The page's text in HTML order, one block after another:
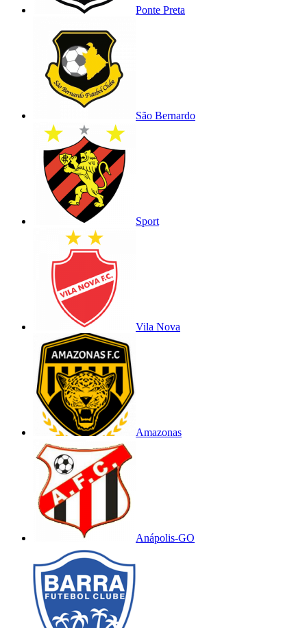
Ponte Preta
São Bernardo
Sport
Vila Nova
Amazonas
Anápolis-GO